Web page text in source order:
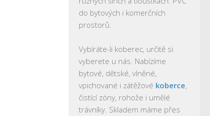
do bytových i komerčních
prostorů.
Vybíráte-li koberec, určitě si
vyberete u nás. Nabízíme
bytové, dětské, vlněné,
vpichované i zátěžové koberce,
čistící zóny, rohože i umělé
trávníky. Skladem máme přes